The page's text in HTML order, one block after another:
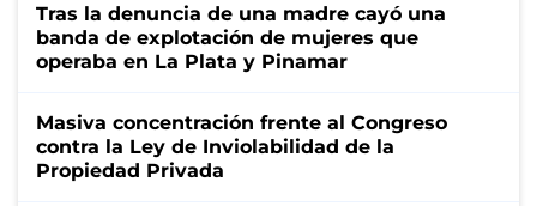
Tras la denuncia de una madre cayó una
banda de explotación de mujeres que
operaba en La Plata y Pinamar
Masiva concentración frente al Congreso
contra la Ley de Inviolabilidad de la
Propiedad Privada